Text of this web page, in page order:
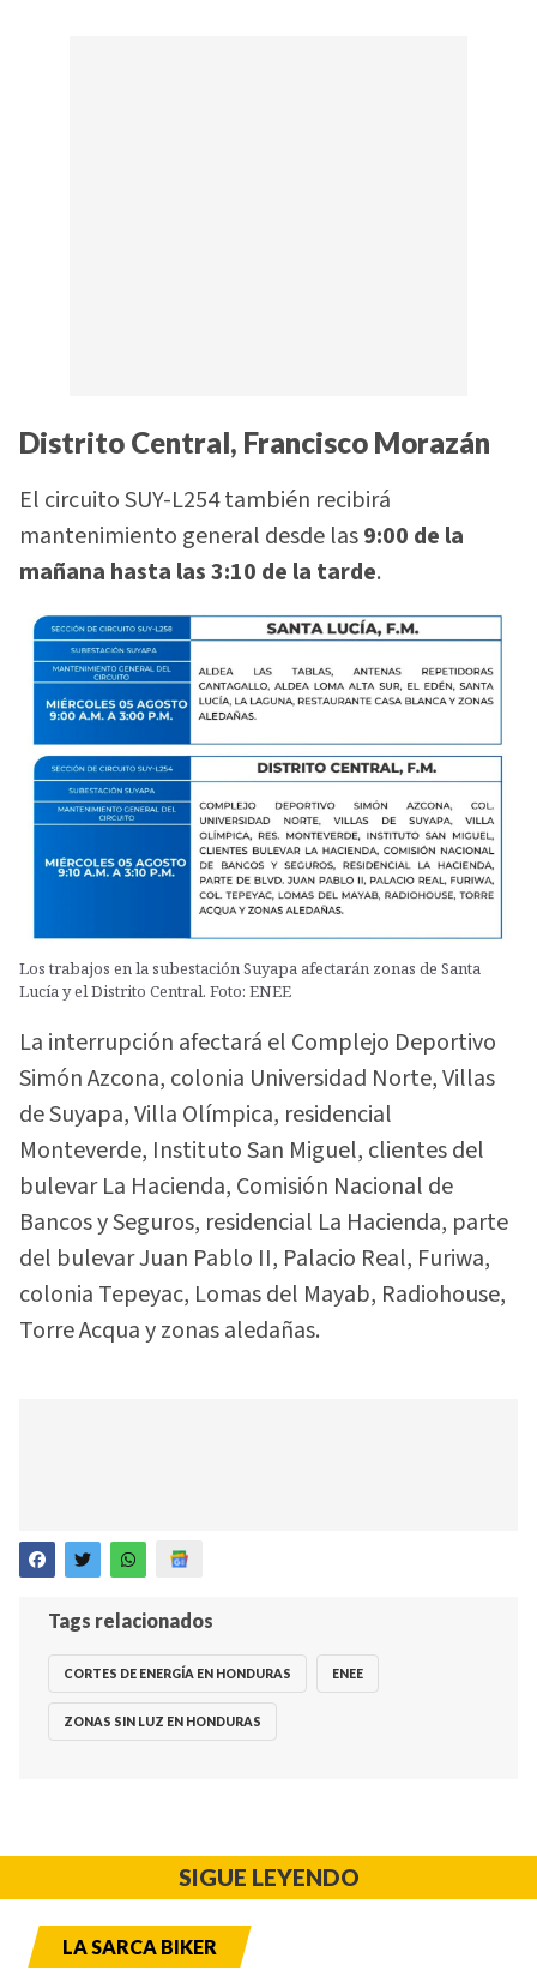
Distrito Central, Francisco Morazán
El circuito SUY-L254 también recibirá
mantenimiento general desde las9:00 de la
mañana hasta las 3:10 de la tarde.
Los trabajos en la subestación Suyapa afectarán zonas de Santa
Lucía y el Distrito Central. Foto: ENEE
La interrupción afectará el Complejo Deportivo
Simón Azcona, colonia Universidad Norte, Villas
de Suyapa, Villa Olímpica, residencial
Monteverde, Instituto San Miguel, clientes del
bulevar La Hacienda, Comisión Nacional de
Bancos y Seguros, residencial La Hacienda, parte
del bulevar Juan Pablo II, Palacio Real, Furiwa,
colonia Tepeyac, Lomas del Mayab, Radiohouse,
Torre Acqua y zonas aledañas.
Tags relacionados
CORTES DE ENERGÍA EN HONDURAS ENEE
ZONAS SIN LUZ EN HONDURAS
SIGUE LEYENDO
LA SARCA BIKER